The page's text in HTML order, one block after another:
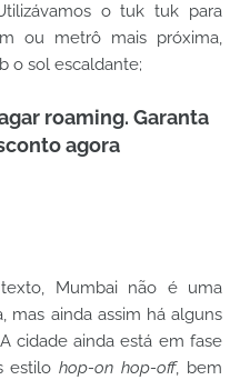
o tuk tuk para
ou metrô mais próxima,
o sol escaldante;
roaming. Garanta
agora
Mumbai não é uma
mas ainda assim há alguns
cidade ainda está em fase
estilohop-on hop-off, bem